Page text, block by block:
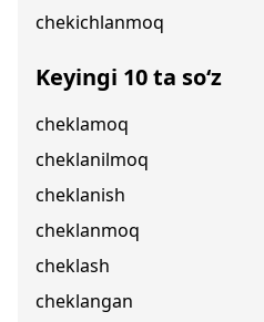
chekichlanmoq
Keyingi 10 ta so‘z
cheklamoq
cheklanilmoq
cheklanish
cheklanmoq
cheklash
cheklangan